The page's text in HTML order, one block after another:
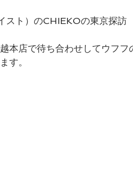
スト）のCHIEKOの東京探訪
本店で待ち合わせしてウフ
す。